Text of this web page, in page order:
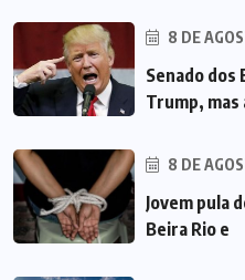
8 DE
Senado dos
Trump, mas
8 DE
Jovem pula
Beira Rio e